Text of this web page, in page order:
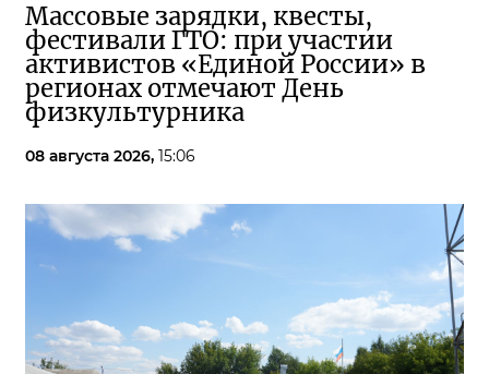
Массовые зарядки, квесты,
фестивали ГТО: при участии
активистов «Единой России» в
регионах отмечают День
физкультурника
08 августа 2026, 15:06